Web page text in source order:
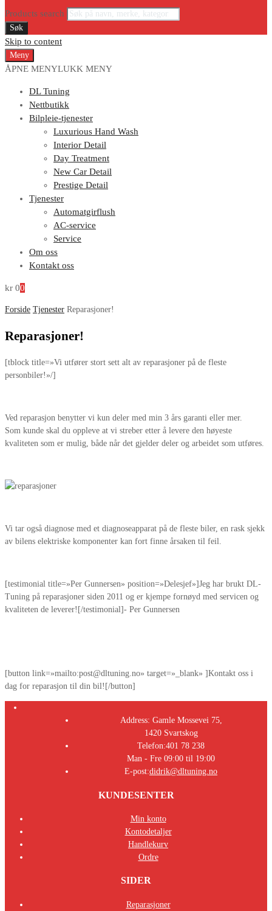
Products search
Søk
Skip to content
Meny
ÅPNE MENYLUKK MENY
DL Tuning
Nettbutikk
Bilpleie-tjenester
Luxurious Hand Wash
Interior Detail
Day Treatment
New Car Detail
Prestige Detail
Tjenester
Automatgirflush
AC-service
Service
Om oss
Kontakt oss
kr 00
Forside Tjenester Reparasjoner!
Reparasjoner!
[tblock title=»Vi utfører stort sett alt av reparasjoner på de fleste
personbiler!»/]
Ved reparasjon benytter vi kun deler med min 3 års garanti eller mer.
Som kunde skal du oppleve at vi streber etter å levere den høyeste
kvaliteten som er mulig, både når det gjelder deler og arbeidet som utføres.
Vi tar også diagnose med et diagnoseapparat på de fleste biler, en rask sjekk
av bilens elektriske komponenter kan fort finne årsaken til feil.
[testimonial title=»Per Gunnersen» position=»Delesjef»]Jeg har brukt DL-
Tuning på reparasjoner siden 2011 og er kjempe fornøyd med servicen og
kvaliteten de leverer![/testimonial]- Per Gunnersen
[button link=»mailto:post@dltuning.no» target=»_blank» ]Kontakt oss i
dag for reparasjon til din bil![/button]
Address: Gamle Mossevei 75,
1420 Svartskog
Telefon:401 78 238
Man - Fre 09:00 til 19:00
E-post:didrik@dltuning.no
KUNDESENTER
Min konto
Kontodetaljer
Handlekurv
Ordre
SIDER
Reparasjoner